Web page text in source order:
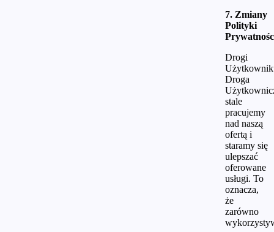
7. Zmiany
Polityki
Drogi
Droga
stale
pracujemy
nad naszą
ofertą i
staramy się
ulepszać
oferowane
usługi. To
oznacza,
że
zarówno